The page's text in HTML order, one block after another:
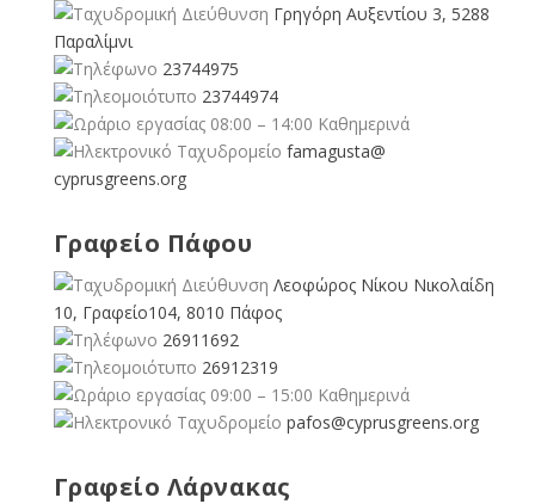
Γρηγόρη Αυξεντίου 3, 5288
Παραλίμνι
23744975
23744974
08:00 – 14:00 Καθημερινά
famagusta@
cyprusgreens.org
Γραφείο Πάφου
Λεοφώρος Νίκου Νικολαίδη
10, Γραφείο104, 8010 Πάφος
26911692
26912319
09:00 – 15:00 Καθημερινά
pafos@cyprusgreens.org
Γραφείο Λάρνακας